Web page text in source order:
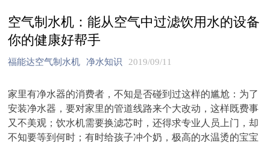
空气制水机：能从空气中过滤饮用水的设备
你的健康好帮手
福能达空气制水机 净水知识 2019/09/11
家里有净水器的消费者，不知是否碰到过这样的尴尬：为了
安装净水器，要对家里的管道线路来个大改动，这样既费事
又不美观；饮水机需要换滤芯时，还得求专业人员上门，却
不知要等到何时；有时给孩子冲个奶，极高的水温烫的宝宝